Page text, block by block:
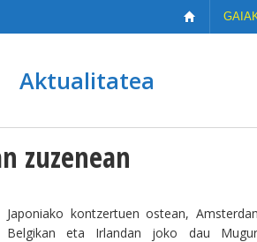
Aktualitatea
zuzenean
Japoniako kontzertuen ostean,
Belgikan eta Irlandan joko dau